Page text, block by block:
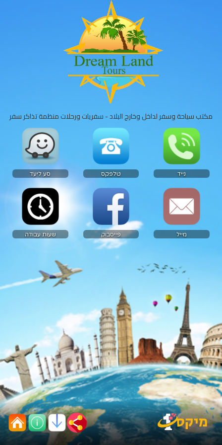
مكتب سياحة وسفر لداخل وخارج البلاد - سفريات ورحلات منظمة تذاكر سفر
נייד טלפקס סע ליעד
מייל פייסבוק שעות עבודה